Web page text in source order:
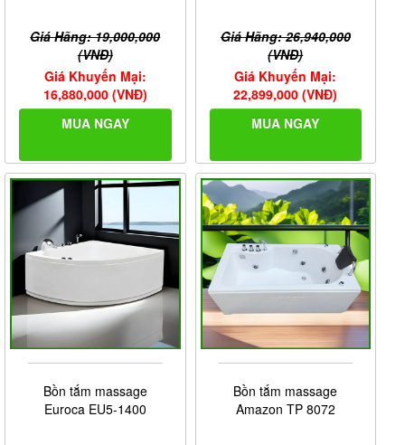
Giá Hãng: 19,000,000
(VNĐ)
Giá Khuyến Mại:
16,880,000 (VNĐ)
MUA NGAY
Giá Hãng: 26,940,000
(VNĐ)
Giá Khuyến Mại:
22,899,000 (VNĐ)
MUA NGAY
Bồn tắm massage
Euroca EU5-1400
Bồn tắm massage
Amazon TP 8072